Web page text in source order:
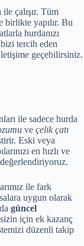
çalışır. Tüm
birlikte yapılır. Bu
hurdanızı
bizi tercih eden
geçebilirsiniz.
ile sadece hurda
ve çelik çatı
Eski veya
en hızlı ve
ile fark
uygun olarak
güncel
için ek kazanç
düzenli takip